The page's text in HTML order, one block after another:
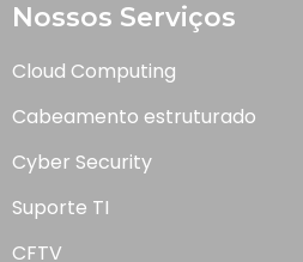
Nossos Serviços
Cloud Computing
Cabeamento estruturado
Cyber Security
Suporte TI
CFTV